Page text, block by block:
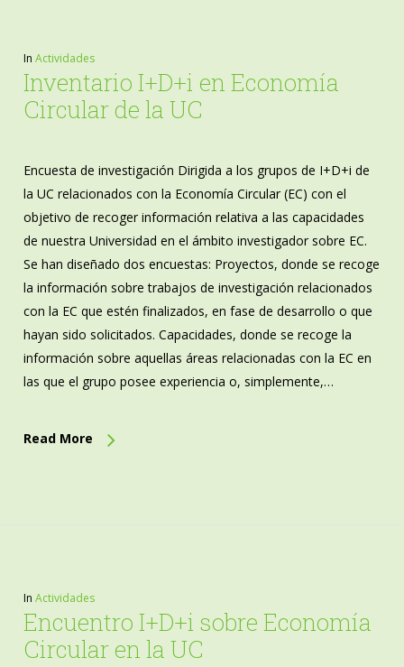
In Actividades
Inventario I+D+i en Economía
Circular de la UC
Encuesta de investigación Dirigida a los grupos de I+D+i de
la UC relacionados con la Economía Circular (EC) con el
objetivo de recoger información relativa a las capacidades
de nuestra Universidad en el ámbito investigador sobre EC.
Se han diseñado dos encuestas: Proyectos, donde se recoge
la información sobre trabajos de investigación relacionados
con la EC que estén finalizados, en fase de desarrollo o que
hayan sido solicitados. Capacidades, donde se recoge la
información sobre aquellas áreas relacionadas con la EC en
las que el grupo posee experiencia o, simplemente,…
Read More
In Actividades
Encuentro I+D+i sobre Economía
Circular en la UC